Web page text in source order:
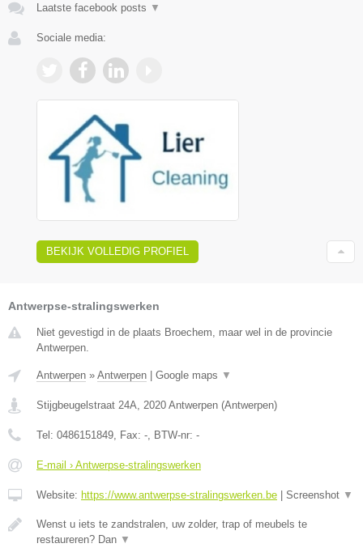
Laatste facebook posts ▼
Sociale media:
BEKIJK VOLLEDIG PROFIEL
Antwerpse-stralingswerken
Niet gevestigd in de plaats Broechem, maar wel in de provincie
Antwerpen.
Antwerpen » Antwerpen Google maps ▼
Stijgbeugelstraat 24A 2020 Antwerpen (Antwerpen)
Tel: 0486151849 , Fax: - , BTW-nr: -
E-mail › Antwerpse-stralingswerken
Website: https://www.antwerpse-stralingswerken.be Screenshot ▼
Wenst u iets te zandstralen, uw zolder, trap of meubels te
restaureren? Dan ▼